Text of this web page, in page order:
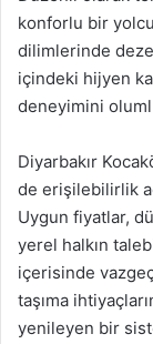
konforlu bir
dilimlerinde
içindeki hijyen
deneyimini
Diyarbakır
de erişilebilirlik
Uygun fiyatlar,
yerel halkın
içerisinde
taşıma
yenileyen bir